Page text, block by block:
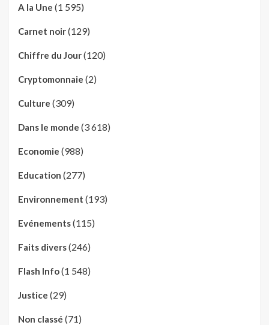
A la Une (1 595)
Carnet noir(129)
Chiffre du Jour(120)
Cryptomonnaie (2)
Culture (309)
Dans le monde (3 618)
Economie (988)
Education (277)
Environnement (193)
Evénements(115)
Faits divers(246)
Flash Info(1 548)
Justice (29)
Non classé (71)